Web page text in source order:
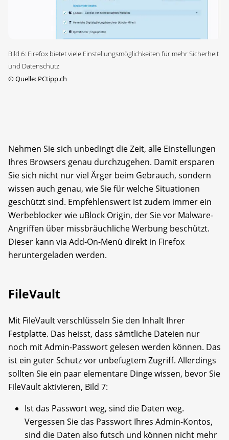
Bild 6: Firefox bietet viele Einstellungsmöglichkeiten für mehr Sicherheit
und Datenschutz
©Quelle: PCtipp.ch
Nehmen Sie sich unbedingt die Zeit, alle Einstellungen
Ihres Browsers genau durchzugehen. Damit ersparen
Sie sich nicht nur viel Ärger beim Gebrauch, sondern
wissen auch genau, wie Sie für welche Situationen
geschützt sind. Empfehlenswert ist zudem immer ein
Werbeblocker wie uBlock Origin, der Sie vor Malware-
Angriffen über missbräuchliche Werbung beschützt.
Dieser kann via Add-On-Menü direkt in Firefox
heruntergeladen werden.
FileVault
Mit FileVault verschlüsseln Sie den Inhalt Ihrer
Festplatte. Das heisst, dass sämtliche Dateien nur
noch mit Admin-Passwort gelesen werden können. Das
ist ein guter Schutz vor unbefugtem Zugriff. Allerdings
sollten Sie ein paar elementare Dinge wissen, bevor Sie
FileVault aktivieren, Bild 7:
Ist das Passwort weg, sind die Daten weg.
Vergessen Sie das Passwort Ihres Admin-Kontos,
sind die Daten also futsch und können nicht mehr